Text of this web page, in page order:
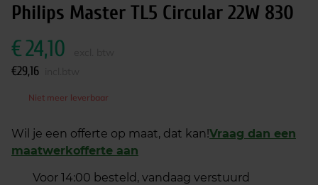
Philips Master TL5 Circular 22W 830
€24,10
€29,16
Niet meer leverbaar
Wil je een offerte op maat, dat kan!Vraag dan een
maatwerkofferte aan
Voor 14:00 besteld, vandaag verstuurd